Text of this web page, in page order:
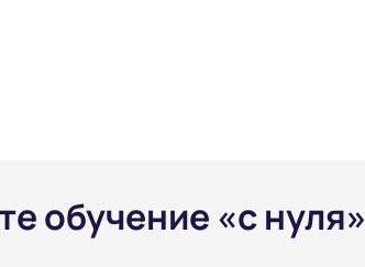
обучение «с нуля»